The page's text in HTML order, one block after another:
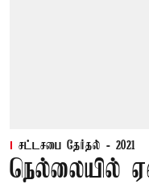
சட்டசபை தேர்தல் - 2021
நெல்லையில்